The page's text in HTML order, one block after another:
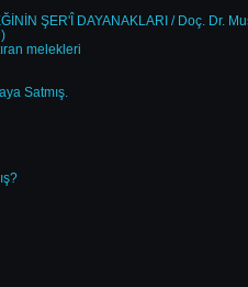
ŞER'Î DAYANAKLARI / Doç. Dr.
melekleri
Satmış.